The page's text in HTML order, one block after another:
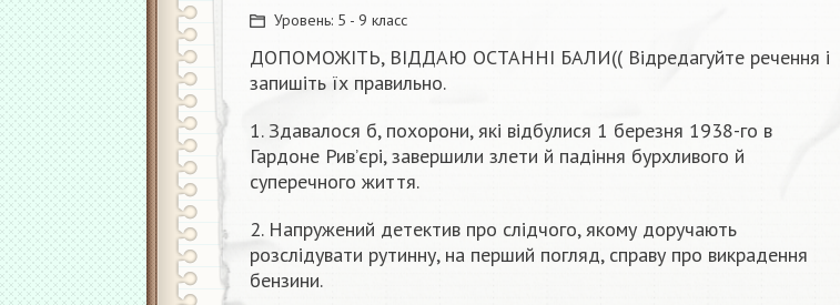
Уровень: 5 - 9 класс
ДОПОМОЖІТЬ, ВІДДАЮ ОСТАННІ БАЛИ(( Відредагуйте речення і
запишіть їх правильно.
1. Здавалося б, похорони, які відбулися 1 березня 1938-го в
Гардоне Рив’єрі, завершили злети й падіння бурхливого й
суперечного життя.
2. Напружений детектив про слідчого, якому доручають
розслідувати рутинну, на перший погляд, справу про викрадення
бензини.